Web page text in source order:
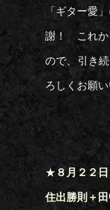
「ギター愛
謝！ これか
ので、引き
ろしくお願
★ ８月２２
住出勝則＋